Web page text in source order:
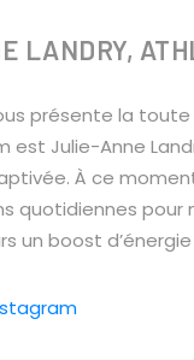
LANDRY,
présente la
est Julie-Anne
À ce
quotidiennes
un boost